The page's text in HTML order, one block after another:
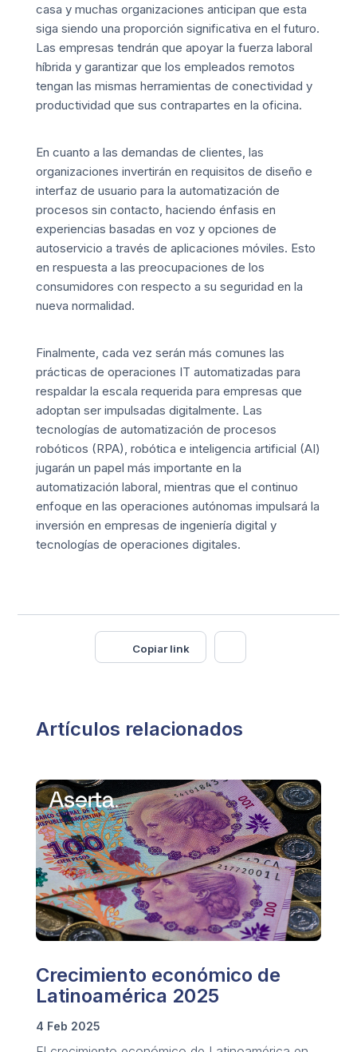
casa y muchas organizaciones anticipan que esta
siga siendo una proporción significativa en el futuro.
Las empresas tendrán que apoyar la fuerza laboral
híbrida y garantizar que los empleados remotos
tengan las mismas herramientas de conectividad y
productividad que sus contrapartes en la oficina.
En cuanto a las demandas de clientes, las
organizaciones invertirán en requisitos de diseño e
interfaz de usuario para la automatización de
procesos sin contacto, haciendo énfasis en
experiencias basadas en voz y opciones de
autoservicio a través de aplicaciones móviles. Esto
en respuesta a las preocupaciones de los
consumidores con respecto a su seguridad en la
nueva normalidad.
Finalmente, cada vez serán más comunes las
prácticas de operaciones IT automatizadas para
respaldar la escala requerida para empresas que
adoptan ser impulsadas digitalmente. Las
tecnologías de automatización de procesos
robóticos (RPA), robótica e inteligencia artificial (AI)
jugarán un papel más importante en la
automatización laboral, mientras que el continuo
enfoque en las operaciones autónomas impulsará la
inversión en empresas de ingeniería digital y
tecnologías de operaciones digitales.
Copiar link
Artículos relacionados
Crecimiento económico de
Latinoamérica 2025
4 Feb 2025